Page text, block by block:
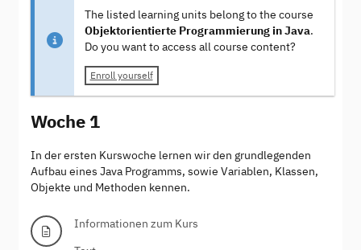
The listed learning units belong to the course
Objektorientierte Programmierung in Java.
Do you want to access all course content?
Enroll yourself
Woche 1
In der ersten Kurswoche lernen wir den grundlegenden
Aufbau eines Java Programms, sowie Variablen, Klassen,
Objekte und Methoden kennen.
Informationen zum Kurs